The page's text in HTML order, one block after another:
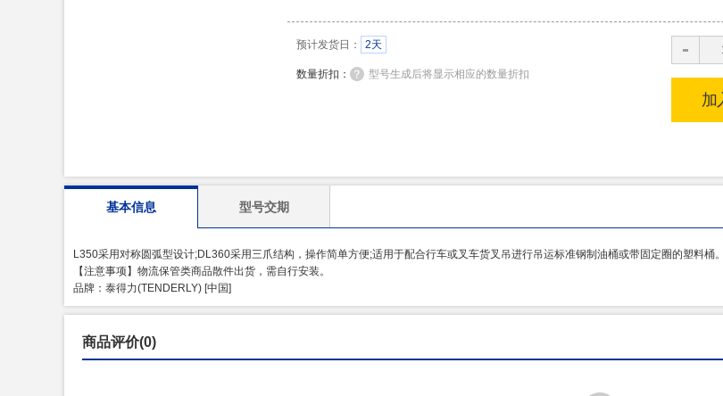
预计发货日： 2天
数量折扣： 型号生成后将显示相应的数量折扣
-
加
基本信息 型号交期
L350采用对称圆弧型设计;DL360采用三爪结构，操作简单方便;适用于配合行车或叉车货叉吊进行吊运标准钢制油桶或带固定圈的塑料桶。
【注意事项】物流保管类商品散件出货，需自行安装。
品牌：泰得力(TENDERLY) [中国]
商品评价(0)